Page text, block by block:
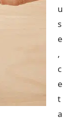
u
s
e
,
c
e
t
a